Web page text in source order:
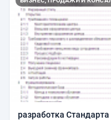
разработка